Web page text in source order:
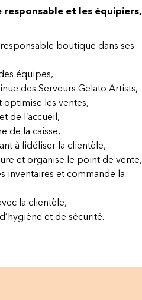
responsable et les équipiers,
boutique dans ses
équipes,
des Serveurs Gelato Artists,
optimise les ventes,
de l’accueil,
de la caisse,
à fidéliser la clientèle,
et organise le point de vente,
inventaires et commande la
la clientèle,
et de sécurité.